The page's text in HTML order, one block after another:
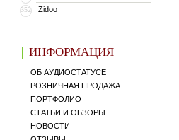
352 Zidoo
ИНФОРМАЦИЯ
ОБ АУДИОСТАТУСЕ
РОЗНИЧНАЯ ПРОДАЖА
ПОРТФОЛИО
СТАТЬИ И ОБЗОРЫ
НОВОСТИ